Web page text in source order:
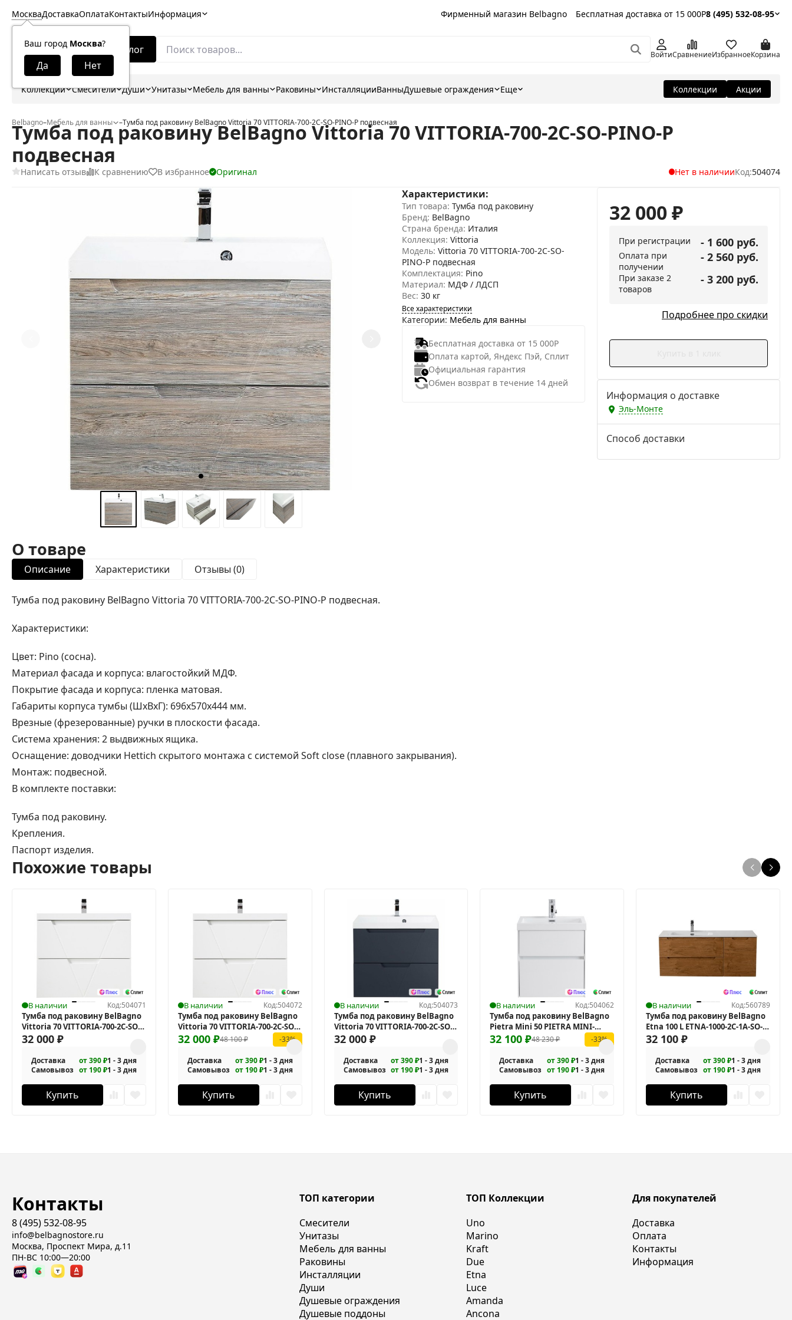
Москва
Ваш город Москва?
ДоставкаОплатаКонтактыИнформация Фирменный магазин Belbagno Бесплатная доставка от 15 000Р8 (495) 532-08-95
Каталог ВойтиСравнениеИзбранноеКорзина
Коллекции Смесители Души Унитазы Мебель для ванны Раковины ИнсталляцииВанныДушевые ограждения Еще Коллекции Акции
Belbagno–Мебель для ванны –Тумба под раковину BelBagno Vittoria 70 VITTORIA-700-2C-SO-PINO-P подвесная
Тумба под раковину BelBagno Vittoria 70 VITTORIA-700-2C-SO-PINO-P
подвесная
Написать отзыв К сравнению В избранное Оригинал Нет в наличииКод:504074
Характеристики:
Тип товара: Тумба под раковину
Бренд: BelBagno
Страна бренда: Италия
Коллекция: Vittoria
Модель: Vittoria 70 VITTORIA-700-2C-SO-
PINO-P подвесная
Комплектация: Pino
Материал: МДФ / ЛДСП
Вес: 30 кг
Все характеристики
Категории: Мебель для ванны
Бесплатная доставка от 15 000Р
Оплата картой, Яндекс Пэй, Сплит
Официальная гарантия
Обмен возврат в течение 14 дней
32 000₽
При регистрации - 1 600 руб.
Оплата при
получении
- 2 560 руб.
При заказе 2
товаров
- 3 200 руб.
Подробнее про скидки
Информация о доставке
Эль-Монте
Способ доставки
О товаре
Описание Характеристики Отзывы (0)
Тумба под раковину BelBagno Vittoria 70 VITTORIA-700-2C-SO-PINO-P подвесная.
Характеристики:
Цвет: Pino (сосна).
Материал фасада и корпуса: влагостойкий МДФ.
Покрытие фасада и корпуса: пленка матовая.
Габариты корпуса тумбы (ШхВхГ): 696х570х444 мм.
Врезные (фрезерованные) ручки в плоскости фасада.
Система хранения: 2 выдвижных ящика.
Оснащение: доводчики Hettich скрытого монтажа с системой Soft close (плавного закрывания).
Монтаж: подвесной.
В комплекте поставки:
Тумба под раковину.
Крепления.
Паспорт изделия.
Похожие товары
В наличии Код:504071
Тумба под раковину BelBagno
Vittoria 70 VITTORIA-700-2C-SO-
BL-P подвесная
32 000 ₽
Доставка от 390 ₽1 - 3 дня
Самовывоз от 190 ₽1 - 3 дня
Купить
В наличии Код:504072
Тумба под раковину BelBagno
Vittoria 70 VITTORIA-700-2C-SO-
BO-P подвесная
48 100₽
32 000 ₽ -33%
Доставка от 390 ₽1 - 3 дня
Самовывоз от 190 ₽1 - 3 дня
Купить
В наличии Код:504073
Тумба под раковину BelBagno
Vittoria 70 VITTORIA-700-2C-SO-
GO-P подвесная
32 000 ₽
Доставка от 390 ₽1 - 3 дня
Самовывоз от 190 ₽1 - 3 дня
Купить
В наличии Код:504062
Тумба под раковину BelBagno
Pietra Mini 50 PIETRA MINI-
500AS-2C-SO-BL подвесная
48 230₽
32 100₽ -33%
Доставка от 390 ₽1 - 3 дня
Самовывоз от 190 ₽1 - 3 дня
Купить
В наличии Код:560789
Тумба под раковину BelBagno
Etna 100 L ETNA-1000-2C-1A-SO-
RN-L подвесная
32 100₽
Доставка от 390 ₽1 - 3 дня
Самовывоз от 190 ₽1 - 3 дня
Купить
Контакты
8 (495) 532-08-95
info@belbagnostore.ru
Москва, Проспект Мира, д.11
ПН-ВС 10:00—20:00
ТОП категории
Смесители
Унитазы
Мебель для ванны
Раковины
Инсталляции
Души
Душевые ограждения
Душевые поддоны
ТОП Коллекции
Uno
Marino
Kraft
Due
Etna
Luce
Amanda
Ancona
Для покупателей
Доставка
Оплата
Контакты
Информация